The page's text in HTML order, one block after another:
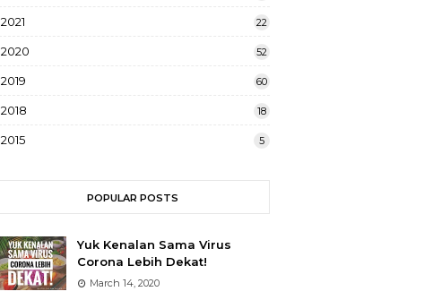
2021 22
2020 52
2019 60
2018 18
2015 5
POPULAR POSTS
Yuk Kenalan Sama Virus
Corona Lebih Dekat!
March 14, 2020